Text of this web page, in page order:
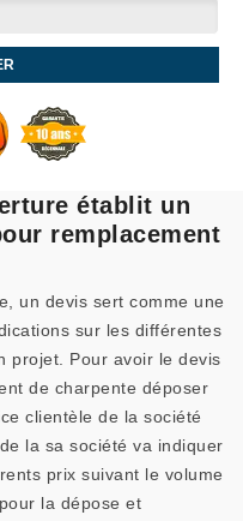
établit un
remplacement
un devis sert comme une
sur les différentes
projet. Pour avoir le devis
de charpente déposer
clientèle de la société
la sa société va indiquer
prix suivant le volume
la dépose et